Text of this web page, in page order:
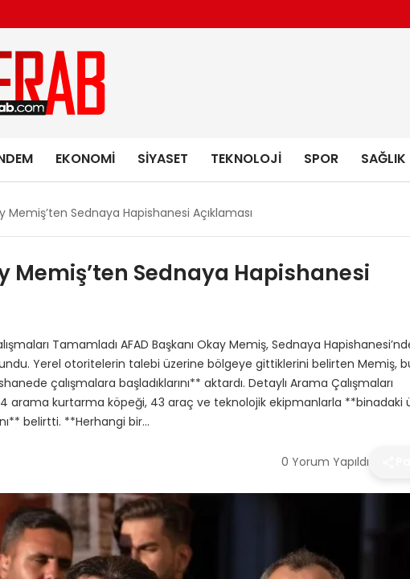
EKONOMI SIYASET TEKNOLOJI SPOR SAĞLIK
Memiş’ten Sednaya Hapishanesi Açıklaması
Memiş’ten Sednaya Hapishanesi
Tamamladı AFAD Başkanı Okay Memiş, Sednaya
Yerel otoritelerin talebi üzerine bölgeye gittiklerini belirten Memiş,
çalışmalara başladıklarını** aktardı. Detaylı Arama Çalışmaları
4 arama kurtarma köpeği, 43 araç ve teknolojik ekipmanlarla **binadaki
belirtti. **Herhangi bir…
0 Yorum Yapıldı